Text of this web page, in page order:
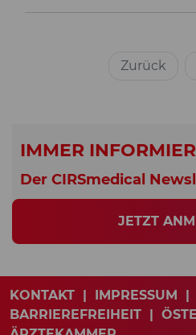
Zurück
IMMER
Der CIRSmedical
JETZT
KONTAKT IMPRESSUM
BARRIEREFREIHEIT